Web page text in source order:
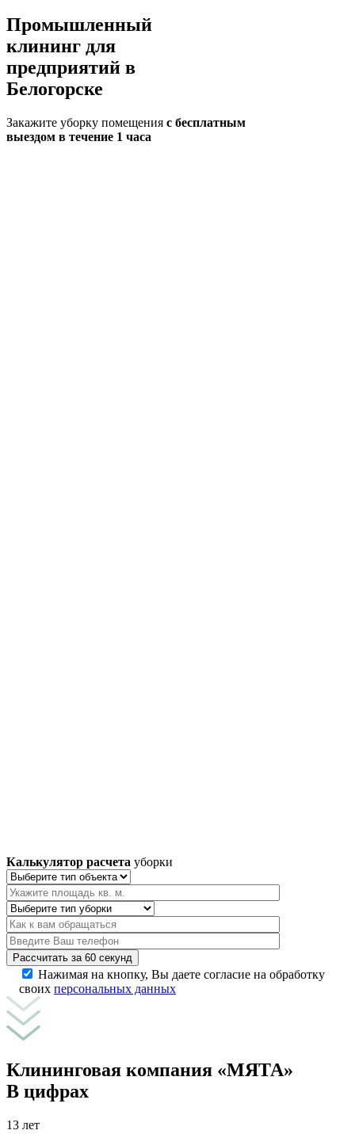
Промышленный
клининг для
предприятий в
Белогорске
Закажите уборку помещения с бесплатным
выездом в течение 1 часа
Калькулятор расчета уборки
Рассчитать за 60 секунд
Нажимая на кнопку, Вы даете согласие на обработку
своих персональных данных
Клининговая компания «МЯТА»
В цифрах
13 лет